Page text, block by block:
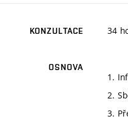
KONZULTACE 34
OSNOVA
1.
2.
3.